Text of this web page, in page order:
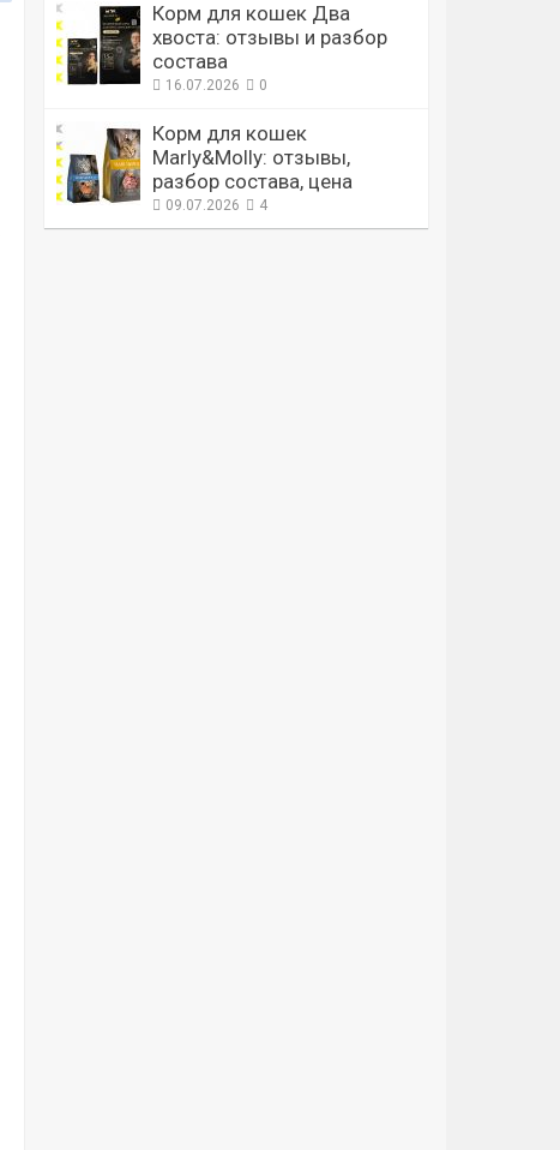
Корм для кошек Два
хвоста: отзывы и разбор
состава
16.07.2026 0
Корм для кошек
Marly&Molly: отзывы,
разбор состава, цена
09.07.2026 4